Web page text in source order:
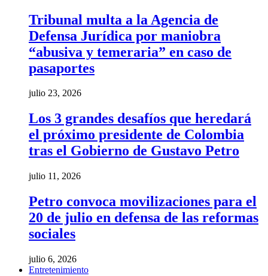
Tribunal multa a la Agencia de
Defensa Jurídica por maniobra
“abusiva y temeraria” en caso de
pasaportes
julio 23, 2026
Los 3 grandes desafíos que heredará
el próximo presidente de Colombia
tras el Gobierno de Gustavo Petro
julio 11, 2026
Petro convoca movilizaciones para el
20 de julio en defensa de las reformas
sociales
julio 6, 2026
Entretenimiento